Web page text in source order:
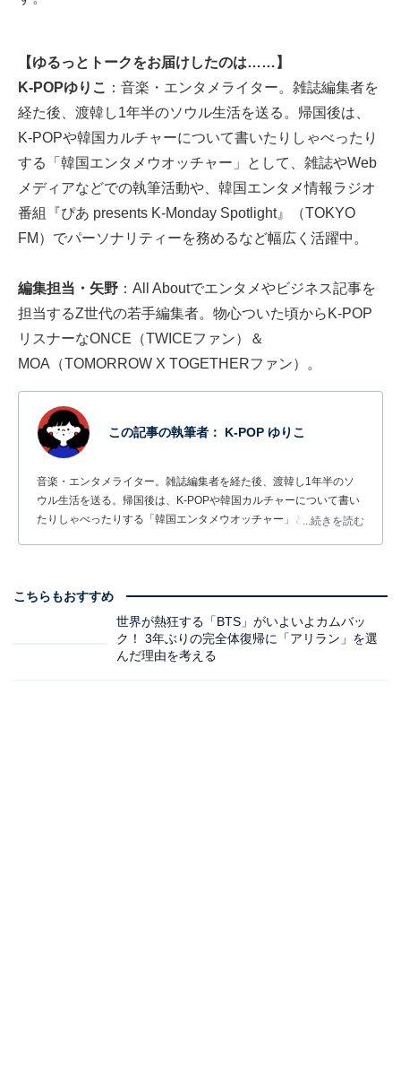
【ゆるっとトークをお届けしたのは……】
K-POPゆりこ
：音楽・エンタメライター。雑誌編集者を
経た後、渡韓し1年半のソウル生活を送る。帰国後は、
K-POPや韓国カルチャーについて書いたりしゃべったり
する「韓国エンタメウオッチャー」として、雑誌やWeb
メディアなどでの執筆活動や、韓国エンタメ情報ラジオ
番組『ぴあ presents K-Monday Spotlight』（TOKYO
FM）でパーソナリティーを務めるなど幅広く活躍中。
編集担当・矢野 ：All Aboutでエンタメやビジネス記事を
担当するZ世代の若手編集者。物心ついた頃からK-POP
リスナーなONCE（TWICEファン）＆
MOA（TOMORROW X TOGETHERファン）。
この記事の執筆者： K-POP ゆりこ
音楽・エンタメライター。雑誌編集者を経た後、渡韓し1年半のソ
ウル生活を送る。帰国後は、K-POPや韓国カルチャーについて書い
たりしゃべったりする「韓国エンタメウオッチャー」として、雑誌
...続きを読む
こちらもおすすめ
世界が熱狂する「BTS」がいよいよカムバッ
ク！ 3年ぶりの完全体復帰に「アリラン」を選
んだ理由を考える